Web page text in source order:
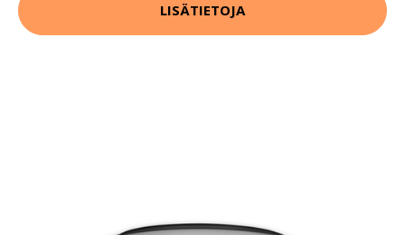
LISÄTIETOJA